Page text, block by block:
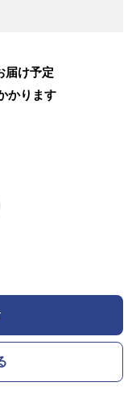
届け予定
かります